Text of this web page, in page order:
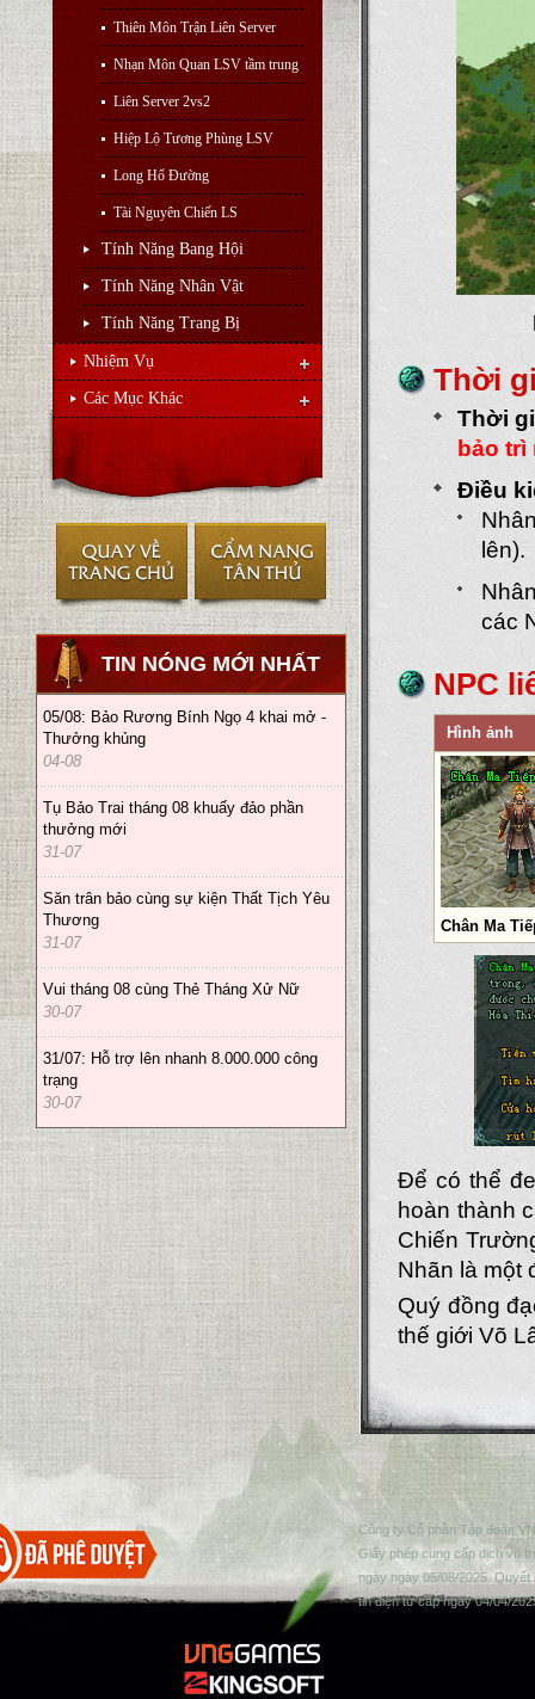
Thiên Môn Trận Liên Server
Nhạn Môn Quan LSV tầm trung
Liên Server 2vs2
Hiệp Lộ Tương Phùng LSV
Long Hổ Đường
Tài Nguyên Chiến LS
Tính Năng Bang Hội
Tính Năng Nhân Vật
Tính Năng Trang Bị
Nhiệm Vụ
Các Mục Khác
TIN NÓNG MỚI NHẤT
05/08: Bảo Rương Bính Ngọ 4 khai mở -
Thưởng khủng
04-08
Tụ Bảo Trai tháng 08 khuấy đảo phần
thưởng mới
31-07
Săn trân bảo cùng sự kiện Thất Tịch Yêu
Thương
31-07
Vui tháng 08 cùng Thẻ Tháng Xử Nữ
30-07
31/07: Hỗ trợ lên nhanh 8.000.000 công
trạng
30-07
Thời
Thời
bảo trì
Điều
lên).
các
NPC
Hình ảnh
Chân Ma
Để có thể
hoàn thành
Chiến
Nhãn là một
Quý đồng
thế giới Võ
Công ty Cổ phần Tập đoàn
Giấy phép cung cấp dịch vụ
ngày ngày 05/08/2025.
tin điện tử cấp ngày 04/04/